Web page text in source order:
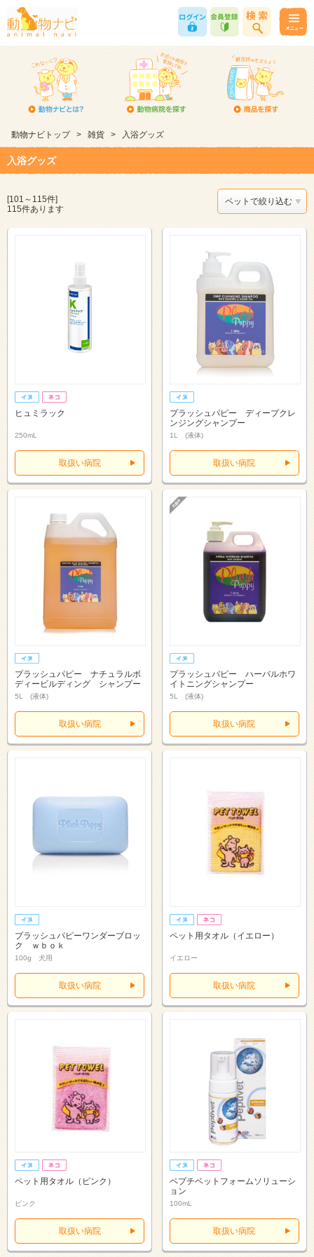
動物ナビトップ > 雑貨 > 入浴グッズ
入浴グッズ
[101～115件]
115件あります
ペットで絞り込む
ヒュミラック
250mL
取扱い病院
プラッシュパピー ディープクレ
ンジングシャンプー
1L (液体)
取扱い病院
プラッシュパピー ナチュラルボ
ディービルディング シャンプー
5L (液体)
取扱い病院
プラッシュパピー ハーバルホワ
イトニングシャンプー
5L (液体)
取扱い病院
プラッシュパピーワンダーブロッ
ク ｗｂｏｋ
100g 犬用
取扱い病院
ペット用タオル（イエロー）
イエロー
取扱い病院
ペット用タオル（ピンク）
ピンク
取扱い病院
ペプチベットフォームソリューシ
ョン
100mL
取扱い病院